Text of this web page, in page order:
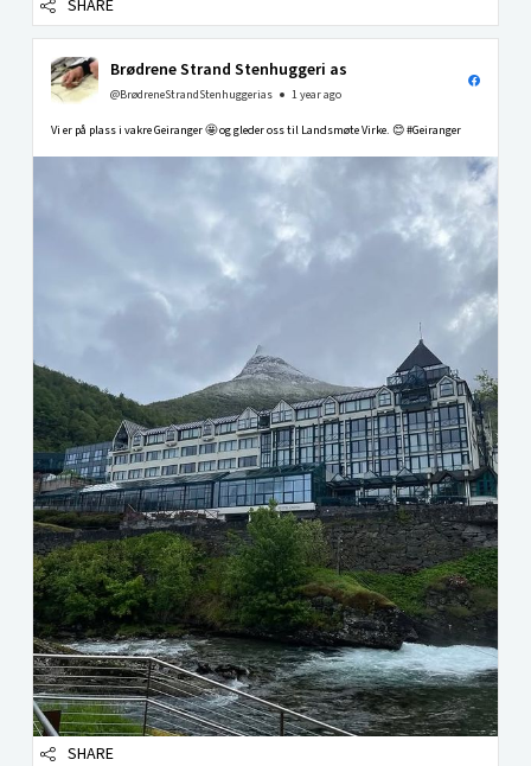
SHARE
Brødrene Strand Stenhuggeri as
@BrødreneStrandStenhuggerias 1 year ago
Vi er på plass i vakre Geiranger 🤩 og gleder oss til Landsmøte Virke. 😊 #Geiranger
SHARE